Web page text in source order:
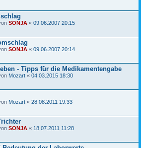
SONJA « 09.06.2007 20:15
SONJA « 09.06.2007 20:14
- Tipps für die Medikamentengabe
Mozart « 04.03.2015 18:30
Mozart « 28.08.2011 19:33
SONJA « 18.07.2011 11:28